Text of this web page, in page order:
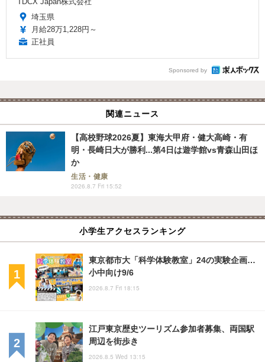
埼玉県
月給28万1,228円～
正社員
Sponsored by
関連ニュース
【高校野球2026夏】東海大甲府・健大高崎・有
明・長崎日大が勝利...第4日は遊学館vs青森山田ほ
か
生活・健康
2026.8.7 Fri 15:52
小学生アクセスランキング
東京都市大「科学体験教室」24の実験企画…
小中向け9/6
2026.8.7 Fri 18:15
江戸東京歴史ツーリズム参加者募集、両国駅
周辺を街歩き
2026.8.5 Wed 13:15